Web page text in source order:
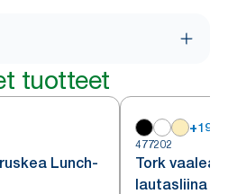
tuotteet
Lunch-
+19
477202
Tork
lautasliina